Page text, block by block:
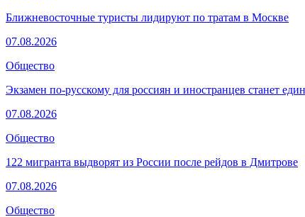
Ближневосточные туристы лидируют по тратам в Москве
07.08.2026
Общество
Экзамен по-русскому для россиян и иностранцев станет
07.08.2026
Общество
122 мигранта выдворят из России после рейдов в Дмитрове
07.08.2026
Общество